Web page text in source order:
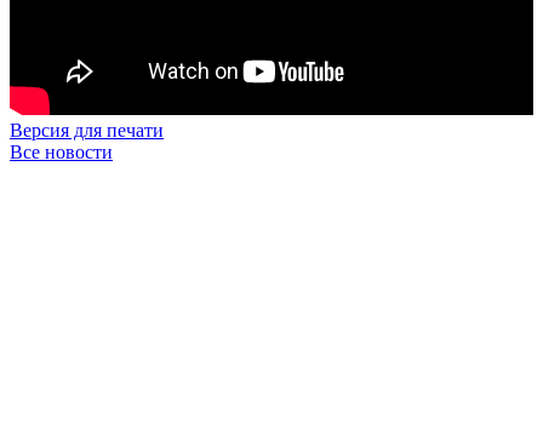
Версия для печати
Все новости